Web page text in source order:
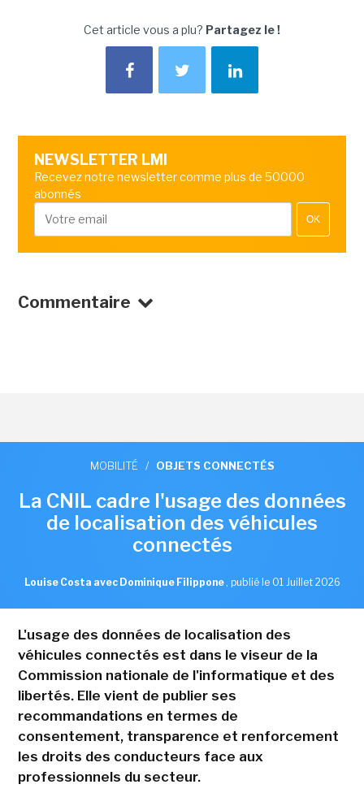
Cet article vous a plu? Partagez le !
NEWSLETTER LMI
Recevez notre newsletter comme plus de 50000
abonnés
OK
Commentaire
MOBILITÉ / OBJETS CONNECTÉS
La CNIL cadre l'usage des données
de localisation des véhicules
connectés
Louise Costa avec Dominique Filippone , publié le 01 Juillet 2026
L'usage des données de localisation des
véhicules connectés est dans le viseur de la
Commission nationale de l'informatique et des
libertés. Elle vient de publier ses
recommandations en termes de
consentement, transparence et renforcement
les droits des conducteurs face aux
professionnels du secteur.